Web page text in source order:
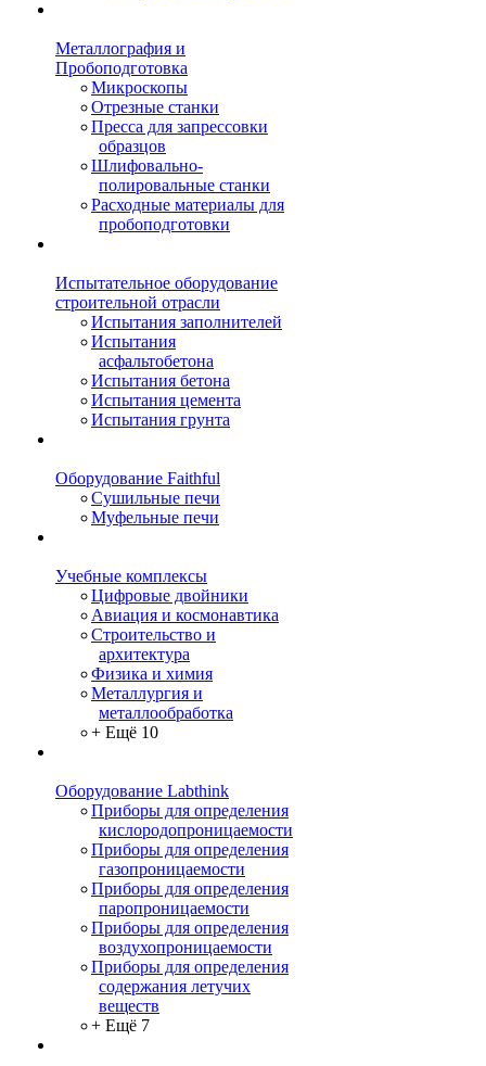
Металлография и
Пробоподготовка
Микроскопы
Отрезные станки
Пресса для запрессовки
образцов
Шлифовально-
полировальные станки
Расходные материалы для
пробоподготовки
Испытательное оборудование
строительной отрасли
Испытания заполнителей
Испытания
асфальтобетона
Испытания бетона
Испытания цемента
Испытания грунта
Оборудование Faithful
Сушильные печи
Муфельные печи
Учебные комплексы
Цифровые двойники
Авиация и космонавтика
Строительство и
архитектура
Физика и химия
Металлургия и
металлообработка
+ Ещё 10
Оборудование Labthink
Приборы для определения
кислородопроницаемости
Приборы для определения
газопроницаемости
Приборы для определения
паропроницаемости
Приборы для определения
воздухопроницаемости
Приборы для определения
содержания летучих
веществ
+ Ещё 7